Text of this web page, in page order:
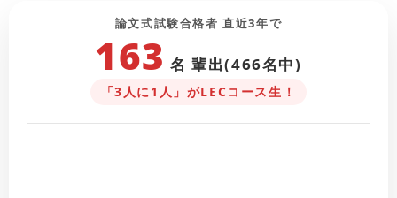
論文式試験合格者 直近3年で
163 名 輩出(466名中)
「3人に1人」がLECコース生！